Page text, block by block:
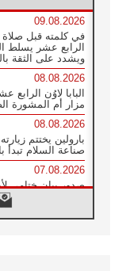
09.08.2026
في كلمته قبل صلاة
الرابع عشر يسلط
ويشدد على الثقة
08.08.2026
البابا لاوُن
مزار أم المشورة
08.08.2026
بارولين يختتم
صناعة السلام تبدأ
07.08.2026
صدور بيان ختامي
بمشاركة الدائرة
07.08.2026